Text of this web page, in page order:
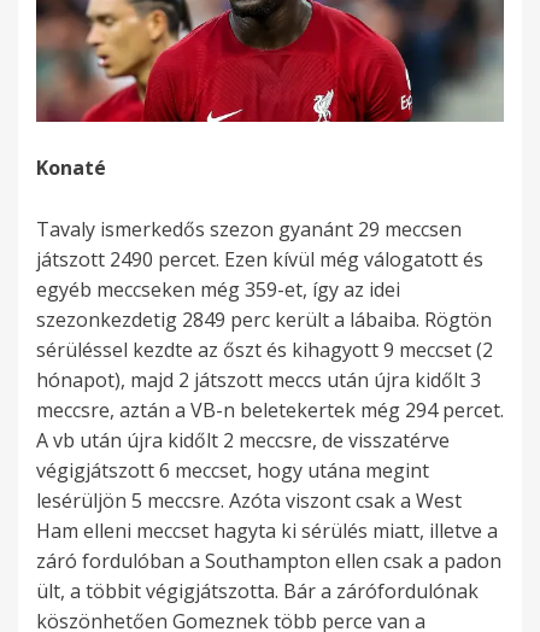
Konaté
Tavaly ismerkedős szezon gyanánt 29 meccsen
játszott 2490 percet. Ezen kívül még válogatott és
egyéb meccseken még 359-et, így az idei
szezonkezdetig 2849 perc került a lábaiba. Rögtön
sérüléssel kezdte az őszt és kihagyott 9 meccset (2
hónapot), majd 2 játszott meccs után újra kidőlt 3
meccsre, aztán a VB-n beletekertek még 294 percet.
A vb után újra kidőlt 2 meccsre, de visszatérve
végigjátszott 6 meccset, hogy utána megint
lesérüljön 5 meccsre. Azóta viszont csak a West
Ham elleni meccset hagyta ki sérülés miatt, illetve a
záró fordulóban a Southampton ellen csak a padon
ült, a többit végigjátszotta. Bár a zárófordulónak
köszönhetően Gomeznek több perce van a